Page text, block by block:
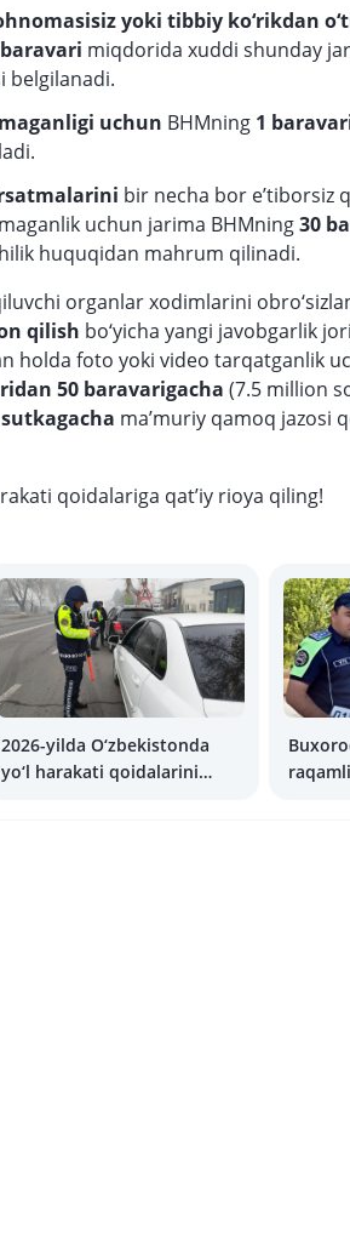
yoki tibbiy ko‘rikdan
miqdorida xuddi shunday
belgilanadi.
uchun BHMning 1
bir necha bor e’tiborsiz
uchun jarima BHMning30
huquqidan mahrum qilinadi.
organlar xodimlarini
qilish bo‘yicha yangi javobgarlik
holda foto yoki video tarqatganlik
50 baravarigacha (7.5 million
sutkagacha ma’muriy qamoq jazosi
qoidalariga qat’iy rioya qiling!
2026-yilda O‘zbekistonda
yo‘l harakati qoidalarini